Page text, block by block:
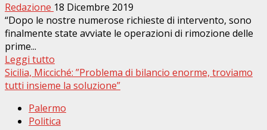
Redazione 18 Dicembre 2019
“Dopo le nostre numerose richieste di intervento, sono
finalmente state avviate le operazioni di rimozione delle
prime...
Leggi tutto
Sicilia, Micciché: ”Problema di bilancio enorme, troviamo
tutti insieme la soluzione”
Palermo
Politica